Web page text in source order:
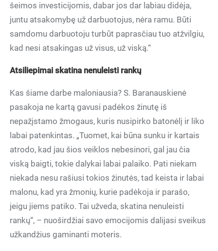
šeimos investicijomis, dabar jos dar labiau didėja,
juntu atsakomybę už darbuotojus, nėra ramu. Būti
samdomu darbuotoju turbūt paprasčiau tuo atžvilgiu,
kad nesi atsakingas už visus, už viską.“
Atsiliepimai skatina nenuleisti rankų
Kas šiame darbe maloniausia? S. Baranauskienė
pasakoja ne kartą gavusi padėkos žinutę iš
nepažįstamo žmogaus, kuris nusipirko batonėlį ir liko
labai patenkintas. „Tuomet, kai būna sunku ir kartais
atrodo, kad jau šios veiklos nebesinori, gal jau čia
viską baigti, tokie dalykai labai palaiko. Pati niekam
niekada nesu rašiusi tokios žinutės, tad keista ir labai
malonu, kad yra žmonių, kurie padėkoja ir parašo,
jeigu jiems patiko. Tai užveda, skatina nenuleisti
rankų“, – nuoširdžiai savo emocijomis dalijasi sveikus
užkandžius gaminanti moteris.